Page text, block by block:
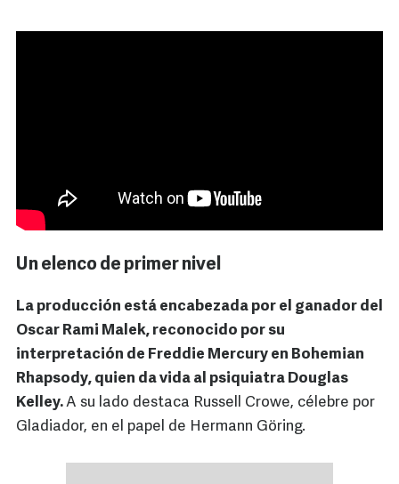
Un elenco de primer nivel
La producción está encabezada por el ganador del
Oscar Rami Malek, reconocido por su
interpretación de Freddie Mercury en Bohemian
Rhapsody, quien da vida al psiquiatra Douglas
Kelley.A su lado destaca Russell Crowe, célebre por
Gladiador, en el papel de Hermann Göring.